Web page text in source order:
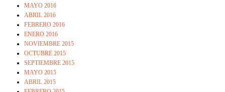
MAYO 2016
ABRIL 2016
FEBRERO 2016
ENERO 2016
NOVIEMBRE 2015
OCTUBRE 2015
SEPTIEMBRE 2015
MAYO 2015
ABRIL 2015